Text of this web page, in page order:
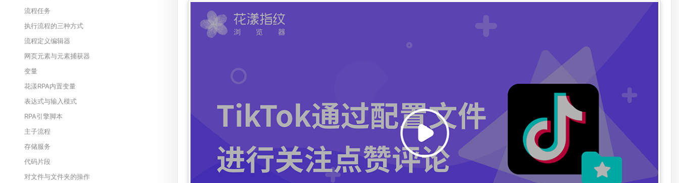
流程任务
执行流程的三种方式
流程定义编辑器
网页元素与元素捕获器
变量
花漾RPA内置变量
表达式与输入模式
RPA引擎脚本
主子流程
存储服务
代码片段
对文件与文件夹的操作